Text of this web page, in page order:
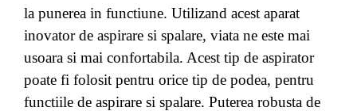
la punerea in functiune. Utilizand acest aparat
inovator de aspirare si spalare, viata ne este mai
usoara si mai confortabila. Acest tip de aspirator
poate fi folosit pentru orice tip de podea, pentru
functiile de aspirare si spalare. Puterea robusta de